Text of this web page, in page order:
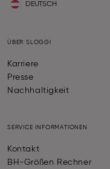
DEUTSCH
ÜBER SLOGGI
Karriere
Presse
Nachhaltigkeit
SERVICE INFORMATIONEN
Kontakt
BH-Größen Rechner